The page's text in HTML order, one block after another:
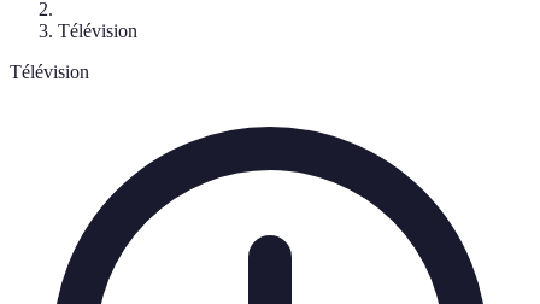
Télévision
Télévision